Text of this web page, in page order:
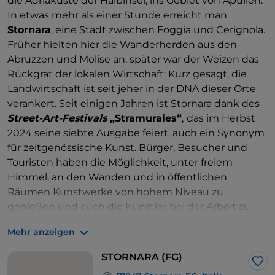
In etwas mehr als einer Stunde erreicht man
Stornara, eine Stadt zwischen Foggia und Cerignola.
Früher hielten hier die Wanderherden aus den
Abruzzen und Molise an, später war der Weizen das
Rückgrat der lokalen Wirtschaft: Kurz gesagt, die
Landwirtschaft ist seit jeher in der DNA dieser Orte
verankert. Seit einigen Jahren ist Stornara dank des
Street-Art-Festivals„Stramurales“, das im Herbst
2024 seine siebte Ausgabe feiert, auch ein Synonym
für zeitgenössische Kunst. Bürger, Besucher und
Touristen haben die Möglichkeit, unter freiem
Himmel, an den Wänden und in öffentlichen
Räumen Kunstwerke von hohem Niveau zu
genießen und auch die Künstler bei der Arbeit zu
verzaubert, die von der Magie der Farben, die sich an
den Wänden ablagern, begeistert sind.
Apropos Kinder, gestern und heute … Ein
Mehr anzeigen
STORNARA (FG)